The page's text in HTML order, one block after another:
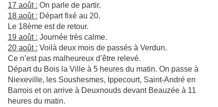
17 août : On parle de partir.
18 août : Départ fixé au 20.
Le 18ème est de retour.
19 août : Journée très calme.
20 août : Voilà deux mois de passés à Verdun.
Ce n’est pas malheureux d’être relevé.
Départ du Bois la Ville à 5 heures du matin. On passe à
Niexeville, les Soushesmes, Ippecourt, Saint-André en
Barrois et on arrive à Deuxnouds devant Beauzée à 11
heures du matin.